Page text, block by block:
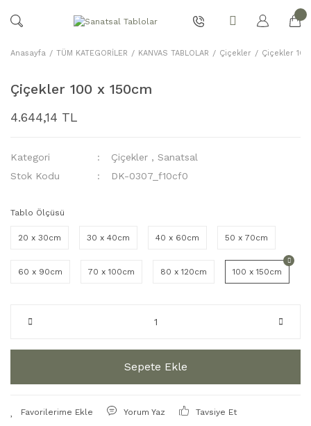
Anasayfa TÜM KATEGORİLER KANVAS TABLOLAR Çiçekler Çiçekler
Çiçekler 100 x 150cm
4.644,14 TL
Kategori Çiçekler ,Sanatsal
Stok Kodu
DK-0307_f10cf0
Tablo Ölçüsü
20 x 30cm 30 x 40cm 40 x 60cm 50 x 70cm
60 x 90cm 70 x 100cm 80 x 120cm 100 x 150cm
Sepete Ekle
Yorum Yaz Tavsiye Et